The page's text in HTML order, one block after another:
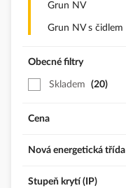
Grun NV
Grun NV s čidlem
Obecné filtry
Skladem 20
Cena
Nová energetická třída
Stupeň krytí (IP)